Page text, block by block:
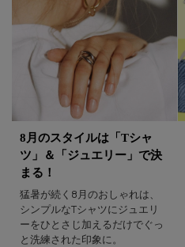
8月のスタイルは「Tシャ
ツ」＆「ジュエリー」で決
まる！
猛暑が続く8月のおしゃれは、
シンプルなTシャツにジュエリ
ーをひとさじ加えるだけでぐっ
と洗練された印象に。